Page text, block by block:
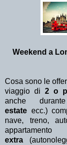
Weekend a
Cosa sono le
viaggio di2 o
anche
estate ecc.)
nave, treno,
extra